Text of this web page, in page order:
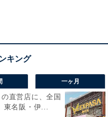
んの3人が出会い、理想
を担うと同時に、ヒロッ
レクターを務めていま
一ヶ月
直営店に、全国
東名阪・伊...